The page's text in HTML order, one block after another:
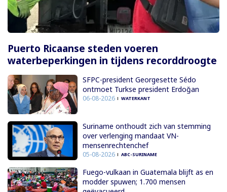
Puerto Ricaanse steden voeren
waterbeperkingen in tijdens recorddroogte
SFPC-president Georgesette Sédo
ontmoet Turkse president Erdoğan
06-08-2026 WATERKANT
Suriname onthoudt zich van stemming
over verlenging mandaat VN-
mensenrechtenchef
05-08-2026 ABC-SURINAME
Fuego-vulkaan in Guatemala blijft as en
modder spuwen; 1.700 mensen